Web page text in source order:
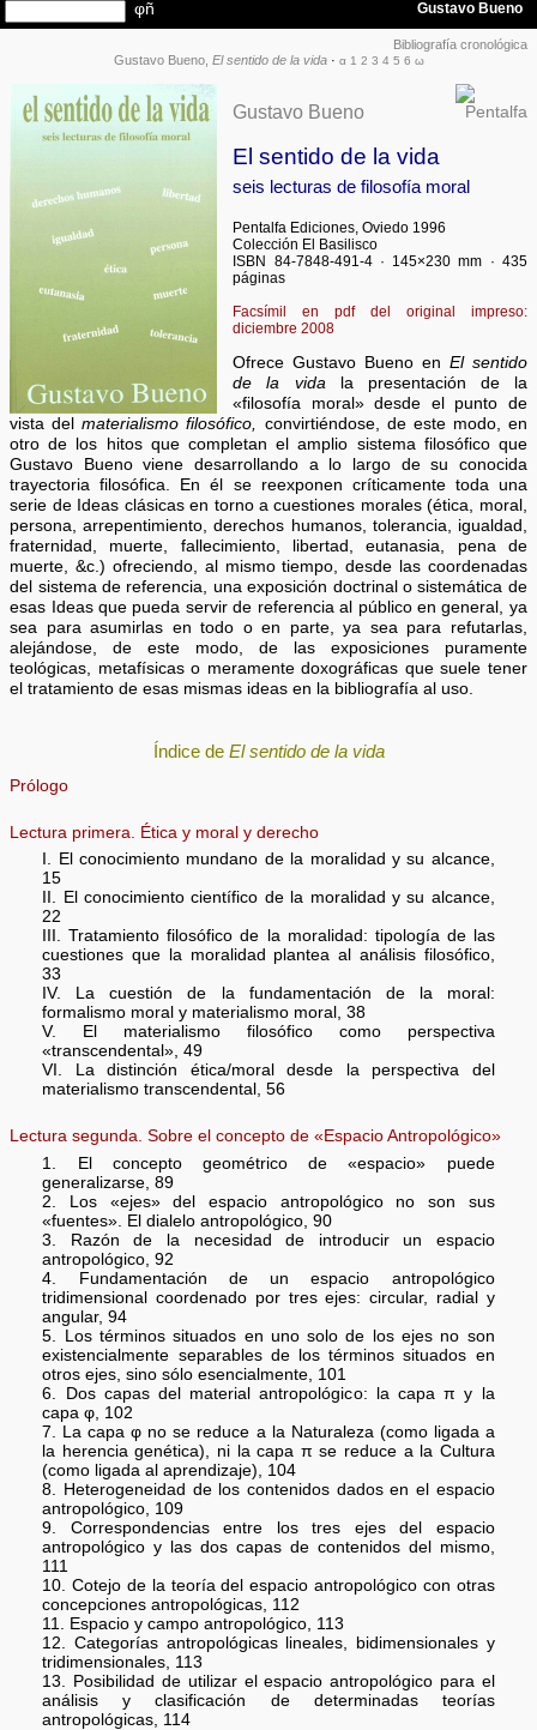
Bibliografía cronológica
Gustavo Bueno, El sentido de la vida· α 1 2 3 4 5 6 ω
Gustavo Bueno
El sentido de la vida
seis lecturas de filosofía moral
Pentalfa Ediciones, Oviedo 1996
Colección El Basilisco
ISBN 84-7848-491-4 · 145×230 mm · 435
páginas
Facsímil en pdf del original impreso:
diciembre 2008
Ofrece Gustavo Bueno en El sentido
de la vidala presentación de la
«filosofía moral» desde el punto de
vista delmaterialismo filosófico, convirtiéndose, de este modo, en
otro de los hitos que completan el amplio sistema filosófico que
Gustavo Bueno viene desarrollando a lo largo de su conocida
trayectoria filosófica. En él se reexponen críticamente toda una
serie de Ideas clásicas en torno a cuestiones morales (ética, moral,
persona, arrepentimiento, derechos humanos, tolerancia, igualdad,
fraternidad, muerte, fallecimiento, libertad, eutanasia, pena de
muerte, &c.) ofreciendo, al mismo tiempo, desde las coordenadas
del sistema de referencia, una exposición doctrinal o sistemática de
esas Ideas que pueda servir de referencia al público en general, ya
sea para asumirlas en todo o en parte, ya sea para refutarlas,
alejándose, de este modo, de las exposiciones puramente
teológicas, metafísicas o meramente doxográficas que suele tener
el tratamiento de esas mismas ideas en la bibliografía al uso.
Índice de El sentido de la vida
Prólogo
Lectura primera. Ética y moral y derecho
I. El conocimiento mundano de la moralidad y su alcance,
15
II. El conocimiento científico de la moralidad y su alcance,
22
III. Tratamiento filosófico de la moralidad: tipología de las
cuestiones que la moralidad plantea al análisis filosófico,
33
IV. La cuestión de la fundamentación de la moral:
formalismo moral y materialismo moral, 38
V. El materialismo filosófico como perspectiva
«transcendental», 49
VI. La distinción ética/moral desde la perspectiva del
materialismo transcendental, 56
Lectura segunda. Sobre el concepto de «Espacio Antropológico»
1. El concepto geométrico de «espacio» puede
generalizarse, 89
2. Los «ejes» del espacio antropológico no son sus
«fuentes». El dialelo antropológico, 90
3. Razón de la necesidad de introducir un espacio
antropológico, 92
4. Fundamentación de un espacio antropológico
tridimensional coordenado por tres ejes: circular, radial y
angular, 94
5. Los términos situados en uno solo de los ejes no son
existencialmente separables de los términos situados en
otros ejes, sino sólo esencialmente, 101
6. Dos capas del material antropológico: la capa π y la
capa φ, 102
7. La capa φ no se reduce a la Naturaleza (como ligada a
la herencia genética), ni la capa π se reduce a la Cultura
(como ligada al aprendizaje), 104
8. Heterogeneidad de los contenidos dados en el espacio
antropológico, 109
9. Correspondencias entre los tres ejes del espacio
antropológico y las dos capas de contenidos del mismo,
111
10. Cotejo de la teoría del espacio antropológico con otras
concepciones antropológicas, 112
11. Espacio y campo antropológico, 113
12. Categorías antropológicas lineales, bidimensionales y
tridimensionales, 113
13. Posibilidad de utilizar el espacio antropológico para el
análisis y clasificación de determinadas teorías
antropológicas, 114